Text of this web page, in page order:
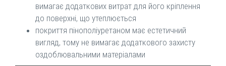
вимагає додаткових витрат для його кріплення
до поверхні, що утеплюється
покриття пінополіуретаном має естетичний
вигляд, тому не вимагає додаткового захисту
оздоблювальними матеріалами